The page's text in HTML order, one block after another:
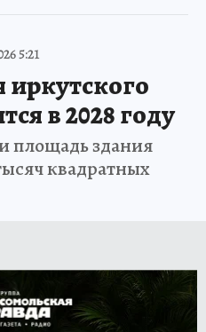
5:21
в 2028 году
площадь здания
квадратных